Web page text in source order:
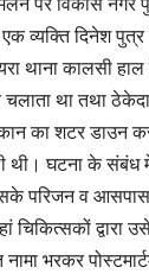
व्यक्ति दिनेश
थाना कालसी हाल
था तथा
दुकान का शटर
थी। घटना के संबंध
परिजन व
चिकित्सकों द्वारा
भरकर